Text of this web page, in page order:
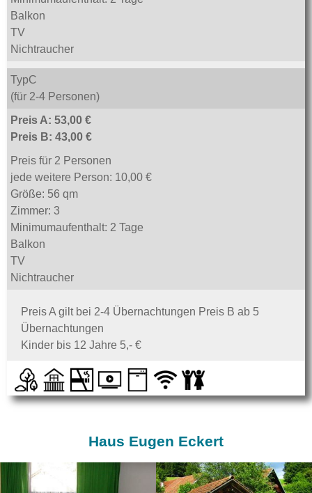
Balkon
TV
Nichtraucher
TypC
(für 2-4 Personen)
Preis A: 53,00 €
Preis B: 43,00 €
Preis für 2 Personen
jede weitere Person: 10,00 €
Größe: 56 qm
Zimmer: 3
Minimumaufenthalt: 2 Tage
Balkon
TV
Nichtraucher
Preis A gilt bei 2-4 Übernachtungen Preis B ab 5
Übernachtungen
Kinder bis 12 Jahre 5,- €
Haus Eugen Eckert